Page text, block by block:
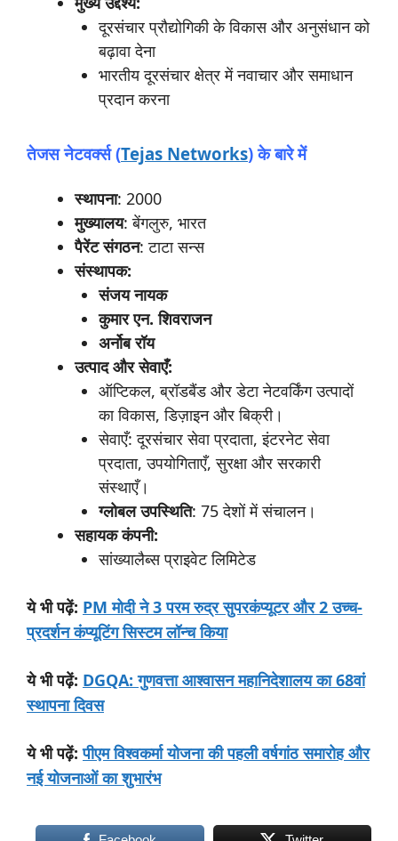
दूरसंचार प्रौद्योगिकी के विकास और अनुसंधान को
बढ़ावा देना
भारतीय दूरसंचार क्षेत्र में नवाचार और समाधान
प्रदान करना
तेजसनेटवर्क्स (Tejas Networks)केबारेमें
स्थापना: 2000
मुख्यालय: बेंगलुरु, भारत
पैरेंट संगठन: टाटा सन्स
संस्थापक:
संजयनायक
कुमारएन.शिवराजन
अर्नोबरॉय
उत्पादऔरसेवाएँ:
ऑप्टिकल, ब्रॉडबैंड और डेटा नेटवर्किंग उत्पादों
का विकास, डिज़ाइन और बिक्री।
सेवाएँ: दूरसंचार सेवा प्रदाता, इंटरनेट सेवा
प्रदाता, उपयोगिताएँ, सुरक्षा और सरकारी
संस्थाएँ।
ग्लोबलउपस्थिति: 75 देशों में संचालन।
सहायककंपनी:
सांख्यालैब्स प्राइवेट लिमिटेड
ये भी पढ़ें: PM मोदी ने 3 परम रुद्र सुपरकंप्यूटर और 2 उच्च-
प्रदर्शन कंप्यूटिंग सिस्टम लॉन्च किया
ये भी पढ़ें: DGQA: गुणवत्ता आश्वासन महानिदेशालय का 68वां
स्थापना दिवस
ये भी पढ़ें:पीएम विश्वकर्मा योजना की पहली वर्षगांठ समारोह और
नई योजनाओं का शुभारंभ